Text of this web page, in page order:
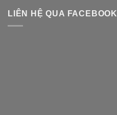
LIÊN HỆ QUA FACEBOOK